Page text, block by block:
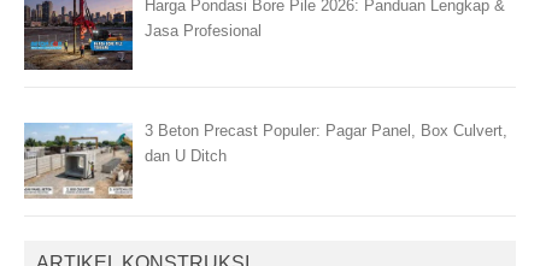
Harga Pondasi Bore Pile 2026: Panduan Lengkap &
Jasa Profesional
3 Beton Precast Populer: Pagar Panel, Box Culvert,
dan U Ditch